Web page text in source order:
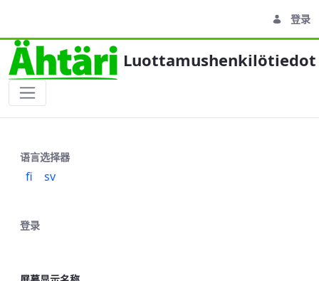
登录
Luottamushenkilötiedot
Sisäänkirjautuminen
语言选择器
fi sv
登录